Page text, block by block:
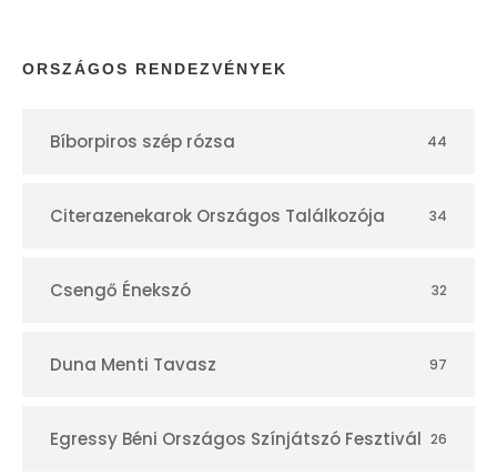
r
ORSZÁGOS RENDEZVÉNYEK
Bíborpiros szép rózsa 44
Citerazenekarok Országos Találkozója 34
Csengő Énekszó 32
Duna Menti Tavasz 97
Egressy Béni Országos Színjátszó Fesztivál 26